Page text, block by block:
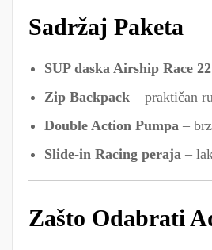
Sadržaj Paketa
SUP daska Airship Race
Zip Backpack – praktičan
Double Action Pumpa –
Slide-in Racing peraja –
Zašto Odabrati